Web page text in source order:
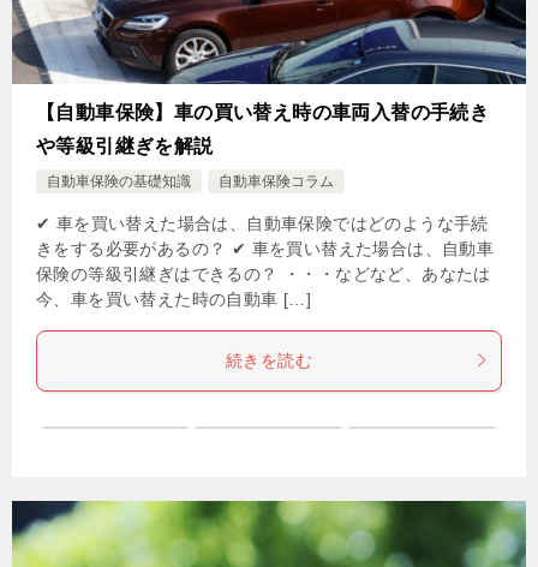
【自動車保険】車の買い替え時の車両入替の手続き
や等級引継ぎを解説
自動車保険の基礎知識 自動車保険コラム
✔ 車を買い替えた場合は、自動車保険ではどのような手続
きをする必要があるの？ ✔ 車を買い替えた場合は、自動車
保険の等級引継ぎはできるの？ ・・・などなど、あなたは
今、車を買い替えた時の自動車 […]
続きを読む